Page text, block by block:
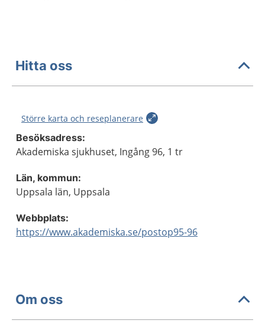
Hitta oss
Större karta och reseplanerare
Besöksadress:
Akademiska sjukhuset, Ingång 96, 1 tr
Län, kommun:
Uppsala län, Uppsala
Webbplats:
https://www.akademiska.se/postop95-96
Om oss